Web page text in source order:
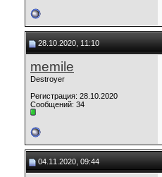
28.10.2020, 11:10
memile
Destroyer
Регистрация: 28.10.2020
Сообщений: 34
04.11.2020, 09:44